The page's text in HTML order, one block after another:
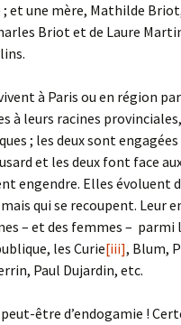
; et une mère, Mathilde
Briot et de Laure
à Paris ou en région
à leurs racines
; les deux sont engagées
et les deux font face
engendre. Elles évoluent
qui se recoupent. Leur
– et des femmes – parmi
les Curie[iii], Blum,
Paul Dujardin, etc.
être d’endogamie !